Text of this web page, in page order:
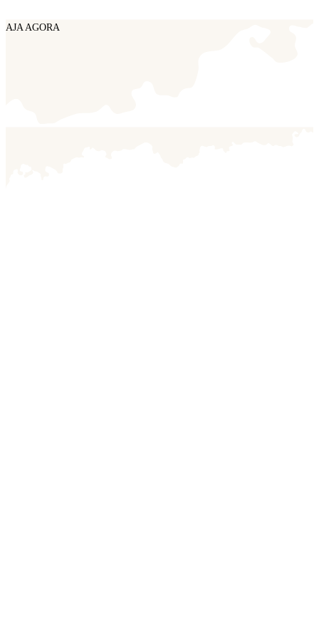
AJA AGORA